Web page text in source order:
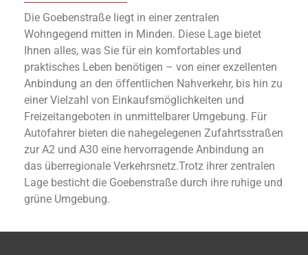
Die Goebenstraße liegt in einer zentralen
Wohngegend mitten in Minden. Diese Lage bietet
Ihnen alles, was Sie für ein komfortables und
praktisches Leben benötigen – von einer exzellenten
Anbindung an den öffentlichen Nahverkehr, bis hin zu
einer Vielzahl von Einkaufsmöglichkeiten und
Freizeitangeboten in unmittelbarer Umgebung. Für
Autofahrer bieten die nahegelegenen Zufahrtsstraßen
zur A2 und A30 eine hervorragende Anbindung an
das überregionale Verkehrsnetz.Trotz ihrer zentralen
Lage besticht die Goebenstraße durch ihre ruhige und
grüne Umgebung.